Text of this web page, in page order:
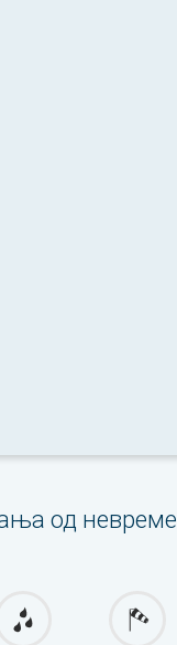
од невреме